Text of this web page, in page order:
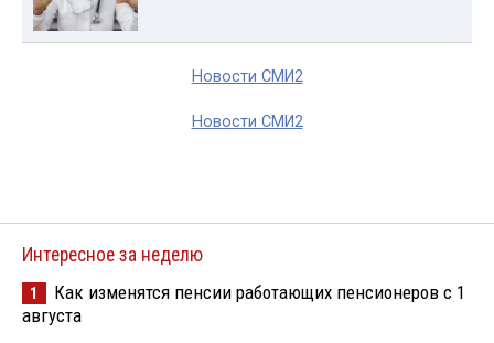
Новости СМИ2
Новости СМИ2
Интересное за неделю
1
Как изменятся пенсии работающих пенсионеров с 1
августа